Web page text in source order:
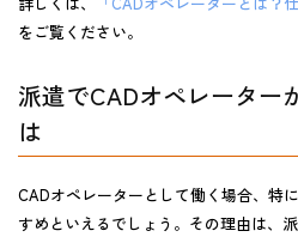
をご覧ください。
派遣でCADオペレーター
は
CADオペレーターとして働く場合、特に
すめといえるでしょう。その理由は、